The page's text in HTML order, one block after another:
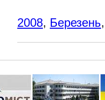
2008, Березень